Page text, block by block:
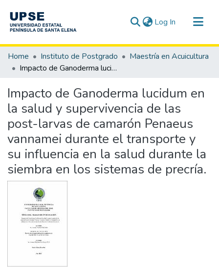
Log In (current)
Communities & Collections
All of DSpace
Home Instituto de Postgrado
Maestría en Acuicultura
Impacto de Ganoderma lucidum en la salud y supervivencia de las post-larvas de camarón Penaeus vannamei durante el transporte y su influencia en la salud durante la siembra en los sistemas de precría.
Impacto de Ganoderma lucidum en
la salud y supervivencia de las
post-larvas de camarón Penaeus
vannamei durante el transporte y
su influencia en la salud durante la
siembra en los sistemas de precría.